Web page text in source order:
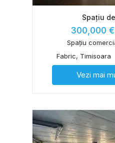
Spațiu
300,000 €
Spațiu
Fabric, Timisoara
Vezi mai